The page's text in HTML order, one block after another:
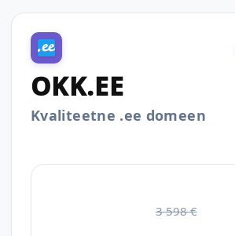
OKK.EE
Kvaliteetne .ee domeen
3 598 €